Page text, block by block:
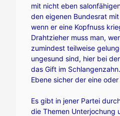
mit nicht eben
den eigenen Bundesrat
wenn er eine Kopfnuss
Drahtzieher muss man,
zumindest teilweise
ungesund sind, hier bei
das Gift im
Ebene sicher der eine
Es gibt in jener Partei
die Themen Unterjochung